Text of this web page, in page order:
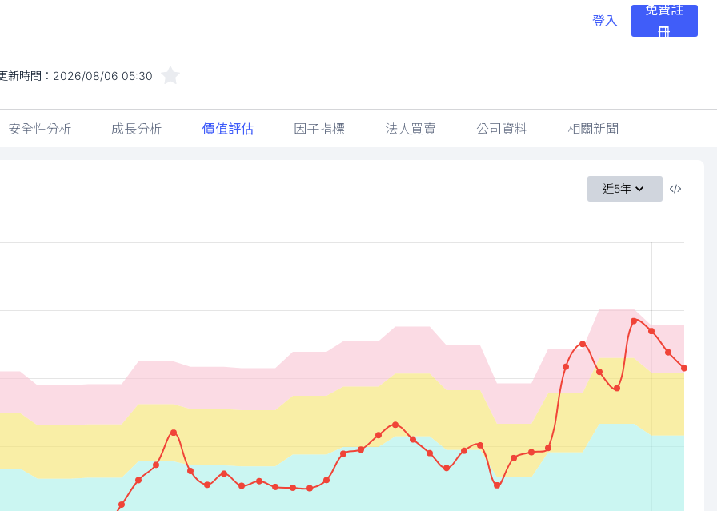
登入
免費註
冊
新時間： 2026/08/06 05:30
安全性分析 成長分析 價值評估 因子指標 法人買賣 公司資料 相關新聞
近5年